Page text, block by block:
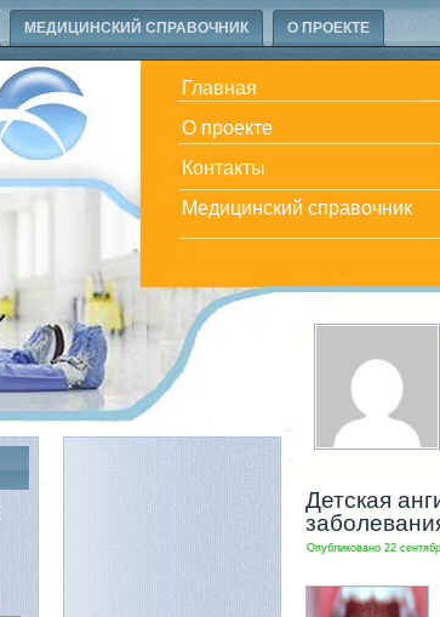
МЕДИЦИНСКИЙ СПРАВОЧНИК О ПРОЕКТЕ
Главная
О проекте
Контакты
Медицинский справочник
Детская
Опубликовано 22